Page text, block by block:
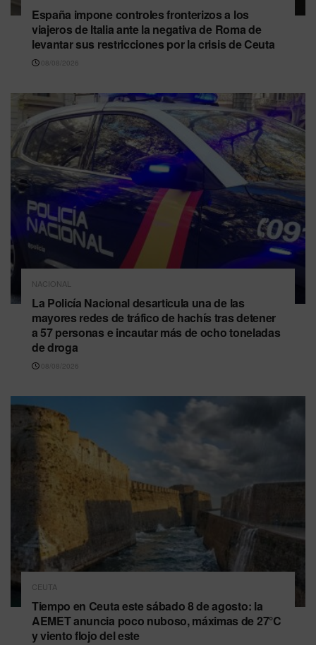
España impone controles fronterizos a los
viajeros de Italia ante la negativa de Roma de
levantar sus restricciones por la crisis de Ceuta
08/08/2026
NACIONAL
La Policía Nacional desarticula una de las
mayores redes de tráfico de hachís tras detener
a 57 personas e incautar más de ocho toneladas
de droga
08/08/2026
CEUTA
Tiempo en Ceuta este sábado 8 de agosto: la
AEMET anuncia poco nuboso, máximas de 27°C
y viento flojo del este